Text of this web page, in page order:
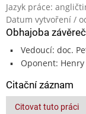
Jazyk práce:
Datum vytvoření /
Obhajoba
Vedoucí: doc.
Oponent:
Citační záznam
Citovat tuto práci